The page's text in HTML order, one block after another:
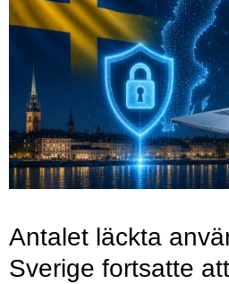
Antalet läckta
Sverige fortsatte